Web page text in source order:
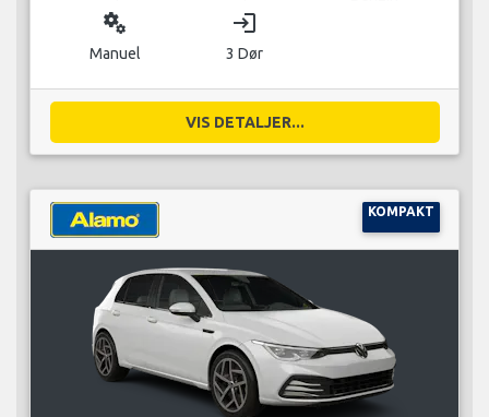
miscellaneous_services
Manuel
login
3 Dør
VIS DETALJER...
KOMPAKT